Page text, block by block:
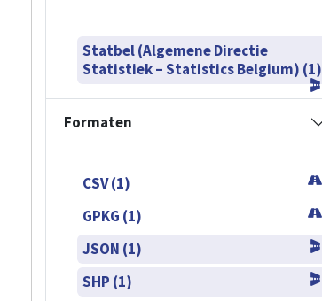
Statbel (Algemene Directie
Statistiek – Statistics Belgium) (1)
Formaten
CSV (1)
GPKG (1)
JSON (1)
SHP (1)